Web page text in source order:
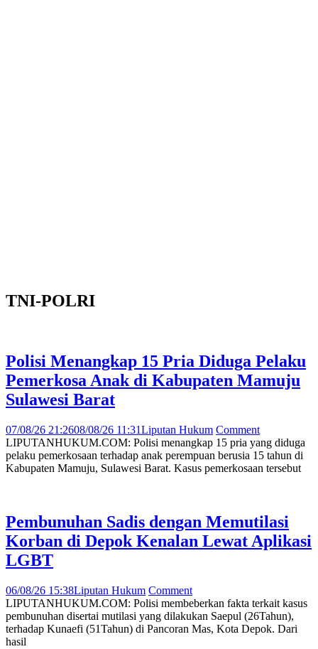
TNI-POLRI
Polisi Menangkap 15 Pria Diduga Pelaku
Pemerkosa Anak di Kabupaten Mamuju
Sulawesi Barat
07/08/26 21:2608/08/26 11:31Liputan Hukum Comment
LIPUTANHUKUM.COM: Polisi menangkap 15 pria yang diduga
pelaku pemerkosaan terhadap anak perempuan berusia 15 tahun di
Kabupaten Mamuju, Sulawesi Barat. Kasus pemerkosaan tersebut
Pembunuhan Sadis dengan Memutilasi
Korban di Depok Kenalan Lewat Aplikasi
LGBT
06/08/26 15:38Liputan Hukum Comment
LIPUTANHUKUM.COM: Polisi membeberkan fakta terkait kasus
pembunuhan disertai mutilasi yang dilakukan Saepul (26Tahun),
terhadap Kunaefi (51Tahun) di Pancoran Mas, Kota Depok. Dari
hasil